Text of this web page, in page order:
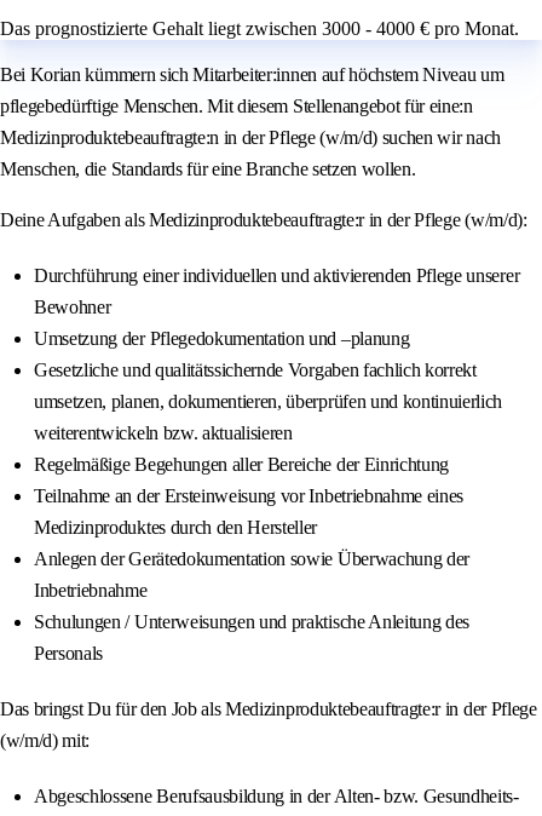
Das prognostizierte Gehalt liegt zwischen 3000 - 4000 € pro Monat.
Bei Korian kümmern sich Mitarbeiter:innen auf höchstem Niveau um
pflegebedürftige Menschen. Mit diesem Stellenangebot für eine:n
Medizinproduktebeauftragte:n in der Pflege (w/m/d) suchen wir nach
Menschen, die Standards für eine Branche setzen wollen.
Deine Aufgaben als Medizinproduktebeauftragte:r in der Pflege (w/m/d):
Durchführung einer individuellen und aktivierenden Pflege unserer
Bewohner
Umsetzung der Pflegedokumentation und –planung
Gesetzliche und qualitätssichernde Vorgaben fachlich korrekt
umsetzen, planen, dokumentieren, überprüfen und kontinuierlich
weiterentwickeln bzw. aktualisieren
Regelmäßige Begehungen aller Bereiche der Einrichtung
Teilnahme an der Ersteinweisung vor Inbetriebnahme eines
Medizinproduktes durch den Hersteller
Anlegen der Gerätedokumentation sowie Überwachung der
Inbetriebnahme
Schulungen / Unterweisungen und praktische Anleitung des
Personals
Das bringst Du für den Job als Medizinproduktebeauftragte:r in der Pflege
(w/m/d) mit:
Abgeschlossene Berufsausbildung in der Alten- bzw. Gesundheits-